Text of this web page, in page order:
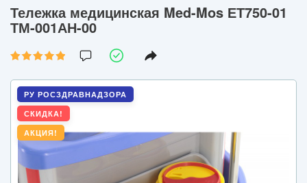
Покупателям
Контакты
Войти
Тележка медицинская Med-Mos ЕТ750-01
ТМ-001АН-00
РУ РОСЗДРАВНАДЗОРА
СКИДКА!
АКЦИЯ!